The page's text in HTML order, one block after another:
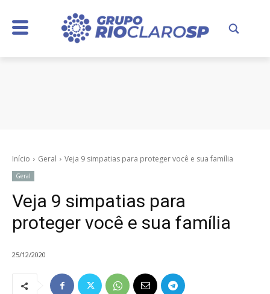
Início Geral Veja 9 simpatias para proteger você e sua família
Geral
Veja 9 simpatias para
proteger você e sua família
25/12/2020